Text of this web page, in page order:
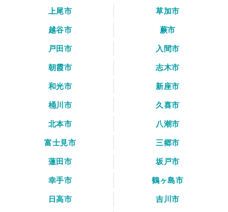
上尾市
草加市
越谷市
蕨市
戸田市
入間市
朝霞市
志木市
和光市
新座市
桶川市
久喜市
北本市
八潮市
富士見市
三郷市
蓮田市
坂戸市
幸手市
鶴ヶ島市
日高市
吉川市